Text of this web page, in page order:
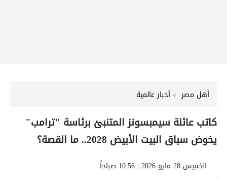
أهل مصر أخبار عالمية
كاتب عائلة سيمبسونز المتنبئ برئاسة "ترامب"
يخوض سباق البيت الأبيض 2028.. ما القصة؟
الخميس 28 مايو 2026 | 10:56 صباحاً